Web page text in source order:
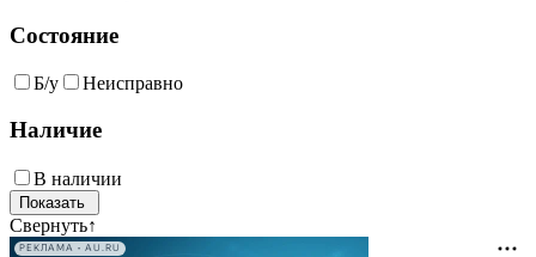
Состояние
Б/у Неисправно
Наличие
В наличии
Свернуть↑
РЕКЛАМА • AU.RU